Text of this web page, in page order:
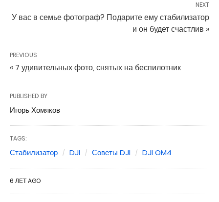
NEXT
У вас в семье фотограф? Подарите ему стабилизатор
и он будет счастлив »
PREVIOUS
« 7 удивительных фото, снятых на беспилотник
PUBLISHED BY
Игорь Хомяков
TAGS:
Стабилизатор DJI Советы DJI DJI OM4
6 ЛЕТ AGO